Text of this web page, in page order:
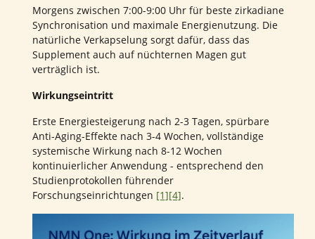
Morgens zwischen 7:00-9:00 Uhr für beste zirkadiane
Synchronisation und maximale Energienutzung. Die
natürliche Verkapselung sorgt dafür, dass das
Supplement auch auf nüchternen Magen gut
verträglich ist.
Wirkungseintritt
Erste Energiesteigerung nach 2-3 Tagen, spürbare
Anti-Aging-Effekte nach 3-4 Wochen, vollständige
systemische Wirkung nach 8-12 Wochen
kontinuierlicher Anwendung - entsprechend den
Studienprotokollen führender
Forschungseinrichtungen [1][4].